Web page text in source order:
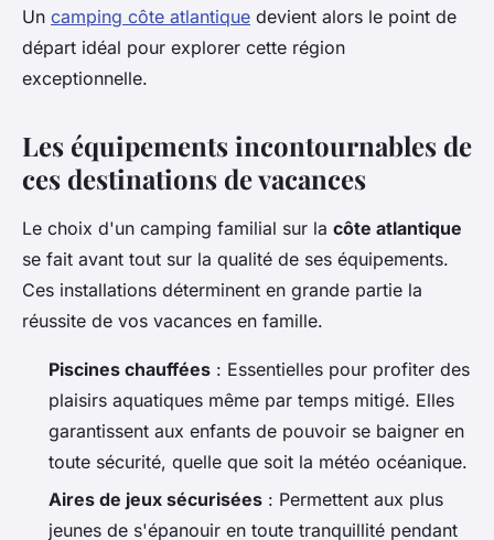
Un camping côte atlantique devient alors le point de
départ idéal pour explorer cette région
exceptionnelle.
Les équipements incontournables de
ces destinations de vacances
Le choix d'un camping familial sur la côte atlantique
se fait avant tout sur la qualité de ses équipements.
Ces installations déterminent en grande partie la
réussite de vos vacances en famille.
Piscines chauffées : Essentielles pour profiter des
plaisirs aquatiques même par temps mitigé. Elles
garantissent aux enfants de pouvoir se baigner en
toute sécurité, quelle que soit la météo océanique.
Aires de jeux sécurisées : Permettent aux plus
jeunes de s'épanouir en toute tranquillité pendant